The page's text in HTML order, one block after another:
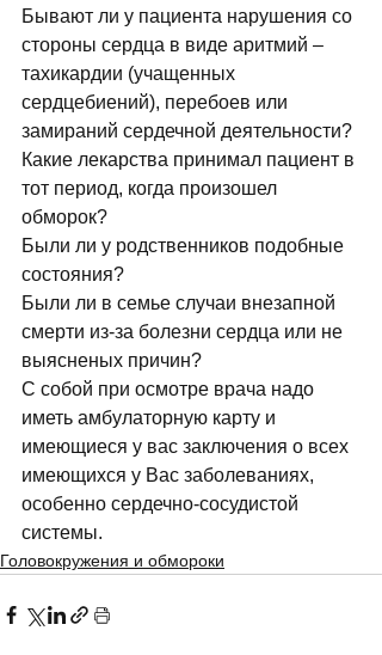
Бывают ли у пациента нарушения со
стороны сердца в виде аритмий –
тахикардии (учащенных
сердцебиений), перебоев или
замираний сердечной деятельности?
Какие лекарства принимал пациент в
тот период, когда произошел
обморок?
Были ли у родственников подобные
состояния?
Были ли в семье случаи внезапной
смерти из-за болезни сердца или не
выясненых причин?
С собой при осмотре врача надо
иметь амбулаторную карту и
имеющиеся у вас заключения о всех
имеющихся у Вас заболеваниях,
особенно сердечно-сосудистой
системы.
Головокружения и обмороки